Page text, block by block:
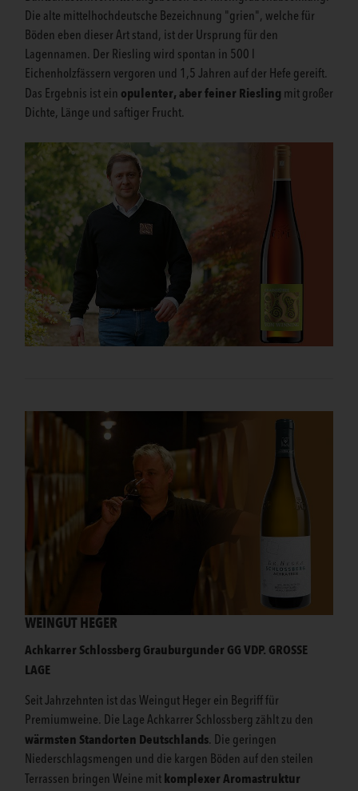
Die alte mittelhochdeutsche Bezeichnung "grien", welche für
Böden eben dieser Art stand, ist der Ursprung für den
Lagennamen. Der Riesling wird spontan in 500 l
Eichenholzfässern vergoren und 1,5 Jahren auf der Hefe gereift.
Das Ergebnis ist ein opulenter, aber feiner Riesling mit großer
Dichte, Länge und saftiger Frucht.
WEINGUT HEGER
Achkarrer Schlossberg Grauburgunder GG VDP. GROSSE
LAGE
Seit Jahrzehnten ist das Weingut Heger ein Begriff für
Premiumweine. Die Lage Achkarrer Schlossberg zählt zu den
wärmsten Standorten Deutschlands. Die geringen
Niederschlagsmengen und die kargen Böden auf den steilen
Terrassen bringen Weine mit komplexer Aromastruktur